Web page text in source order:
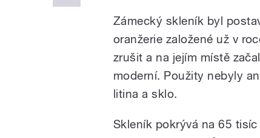
Zámecký skleník byl
oranžerie založené už v
zrušit a na jejím místě
moderní. Použity nebyly
litina a sklo.
Skleník pokrývá na 65